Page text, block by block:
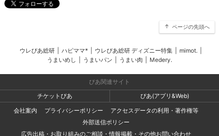
ページの先頭へ
ウレぴあ総研 ハピママ* ウレぴあ総研 ディズニー特集 mimot.
うまいめし
うまいパン うまい肉 Medery.
ぴあ関連サイト
チケットぴあ
ぴあ(アプリ&Web)
会社案内
プライバシーポリシー
アクセスデータの利用・著作権等
外部送信ポリシー
広告出稿・お取り組みのご相談・情報掲載・その他お問い合わせ